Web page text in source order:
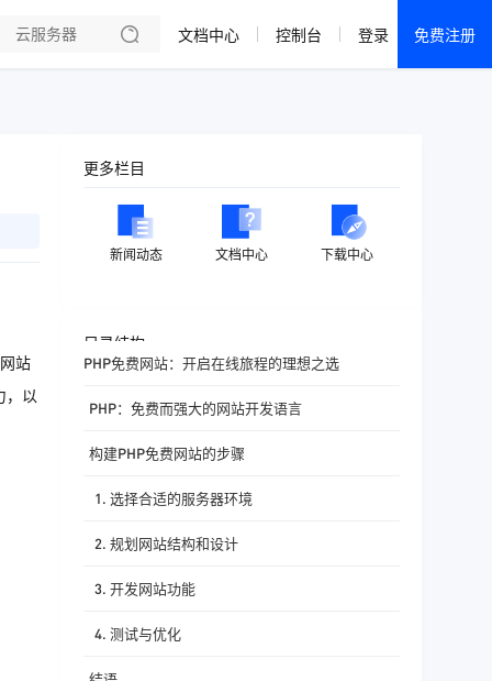
成都电信·云服务器
香港大带宽 · CN2
襄阳电信·云服务器
文档中心 控制台 登录 免费注册
站
，以
更多栏目
新闻动态 文档中心 下载中心
目录结构
PHP免费网站：开启在线旅程的理想之选
PHP：免费而强大的网站开发语言
构建PHP免费网站的步骤
1. 选择合适的服务器环境
2. 规划网站结构和设计
3. 开发网站功能
4. 测试与优化